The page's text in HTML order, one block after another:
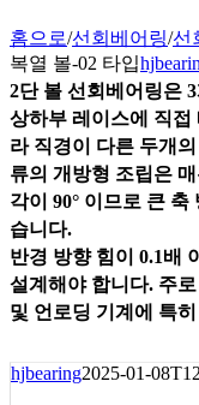
홈으로/선회베어링/선
복열 볼-02 타입
2단 볼 선회베어링은
상하부 레이스에 직
라 직경이 다른 두개
류의 개방형 조립은
각이 90° 이므로 큰
습니다.
반경 방향 힘이 0.1배
설계해야 합니다. 주
및 언로딩 기계에 특
hjbearing2025-01-